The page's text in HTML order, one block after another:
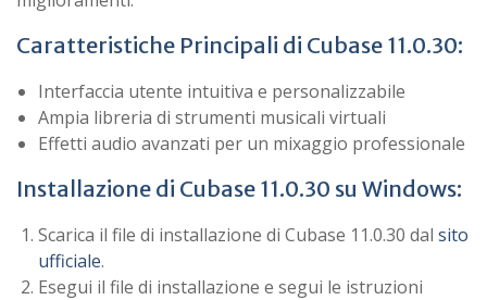
Caratteristiche Principali di Cubase 11.0.30:
Interfaccia utente intuitiva e personalizzabile
Ampia libreria di strumenti musicali virtuali
Effetti audio avanzati per un mixaggio professionale
Installazione di Cubase 11.0.30 su Windows:
Scarica il file di installazione di Cubase 11.0.30 dal sito
ufficiale.
Esegui il file di installazione e segui le istruzioni